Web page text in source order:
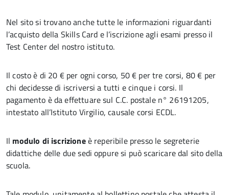
Nel sito si trovano anche tutte le informazioni riguardanti
l’acquisto della Skills Card e l’iscrizione agli esami presso il
Test Center del nostro istituto.
Il costo è di 20 € per ogni corso, 50 € per tre corsi, 80 € per
chi decidesse di iscriversi a tutti e cinque i corsi. Il
pagamento è da effettuare sul C.C. postale n° 26191205,
intestato all’Istituto Virgilio, causale corsi ECDL.
Il modulo di iscrizioneè reperibile presso le segreterie
didattiche delle due sedi oppure si può scaricare dal sito della
scuola.